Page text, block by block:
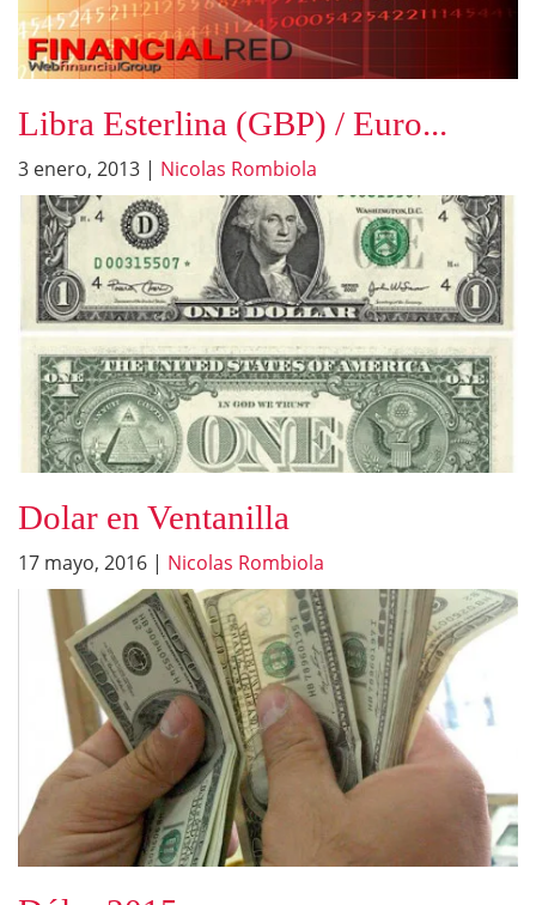
Libra Esterlina (GBP) / Euro...
3 enero, 2013 | Nicolas Rombiola
Dolar en Ventanilla
17 mayo, 2016 | Nicolas Rombiola